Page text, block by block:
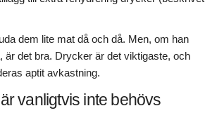
dem lite mat då och då. Men, om han
är det bra. Drycker är det viktigaste, och
aptit avkastning.
vanligtvis inte behövs